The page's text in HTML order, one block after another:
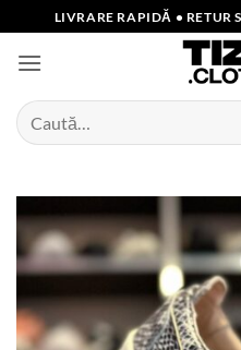
to
content
LIVRARE RAPIDĂ • RETUR
Caută
după: